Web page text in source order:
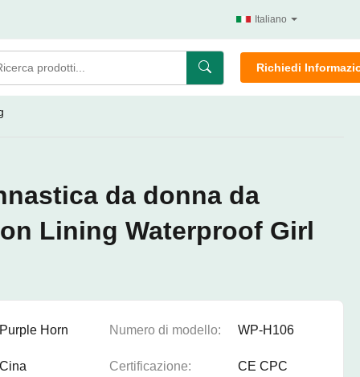
Italiano
Richiedi
da donna da
Lining Waterproof Girl
Purple Horn Numero di modello: WP-H106
Cina Certificazione: CE CPC